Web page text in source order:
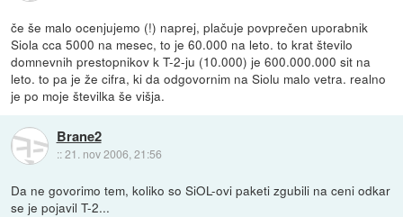
če še malo ocenjujemo (!) naprej, plačuje povprečen uporabnik
Siola cca 5000 na mesec, to je 60.000 na leto. to krat število
domnevnih prestopnikov k T-2-ju (10.000) je 600.000.000 sit na
leto. to pa je že cifra, ki da odgovornim na Siolu malo vetra. realno
je po moje številka še višja.
Brane2
::21. nov 2006, 21:56
Da ne govorimo tem, koliko so SiOL-ovi paketi zgubili na ceni odkar
se je pojavil T-2...